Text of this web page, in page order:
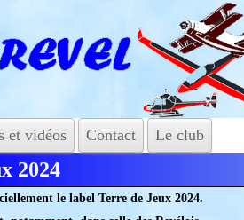
et vidéos Contact Le club
2024
le label Terre de Jeux 2024.